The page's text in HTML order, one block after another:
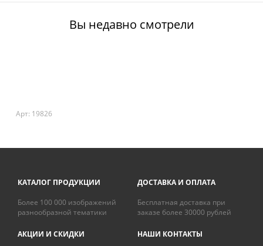
Вы недавно смотрели
Арт: 19826
КАТАЛОГ ПРОДУКЦИИ
Более 100 000 изображений
разнообразной тематики
ДОСТАВКА И ОПЛАТА
Бесплатная доставка при
заказе более 30000 рублей
АКЦИИ И СКИДКИ НАШИ КОНТАКТЫ